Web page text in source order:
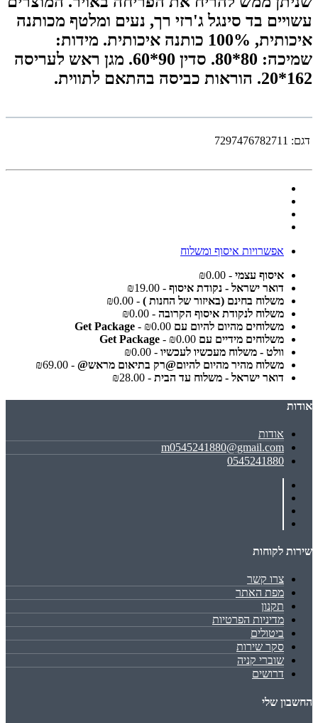
עשויים בד סינגל ג'רזי רך, נעים ומלטף מכותנה
איכותית, 100% כותנה איכותית. מידות:
שמיכה: 80*80. סדין 90*60. מגן ראש לעריסה
162*20. הוראות כביסה בהתאם לתווית.
דגם: 7297476782711
אפשרויות איסוף ומשלוח
איסוף עצמי - ₪0.00
דואר ישראל - נקודת איסוף - ₪19.00
משלוח בחינם (באיזור של החנות ) - ₪0.00
משלוח לנקודת איסוף הקרובה - ₪0.00
משלוחים מהיום להיום עם Get Package - ₪0.00
משלוחים מידיים עם Get Package - ₪0.00
וולט - משלוח מעכשיו לעכשיו - ₪0.00
משלוח מהיר מהיום להיום@רק בתיאום מראש@ - ₪69.00
דואר ישראל - משלוח עד הבית - ₪28.00
אודות
אודות
m0545241880@gmail.com
0545241880
שירות לקוחות
צרו קשר
מפת האתר
תקנון
מדיניות הפרטיות
ביטולים
סקר שירות
שוברי קניה
דרושים
החשבון שלי